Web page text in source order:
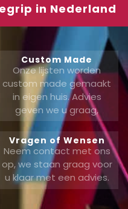
in Nederland
Custom Made
Onze lijsten worden
custom made gemaakt
in eigen huis. Advies
geven we u graag,
Vragen of Wensen
Neem contact met ons
op, we staan graag voor
u klaar met een advies.